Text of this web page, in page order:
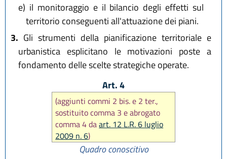
e) il monitoraggio e il bilancio degli effetti sul
territorio conseguenti all'attuazione dei piani.
3. Gli strumenti della pianificazione territoriale e
urbanistica esplicitano le motivazioni poste a
fondamento delle scelte strategiche operate.
Art. 4
(aggiunti commi 2 bis. e 2 ter.,
sostituito comma 3 e abrogato
comma 4 daart. 12 L.R. 6 luglio
2009 n. 6)
Quadro conoscitivo